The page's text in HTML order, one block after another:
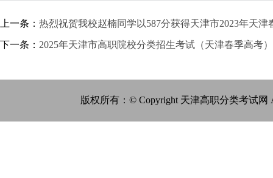
上一条： 热烈祝贺我校赵楠同学以587分获得天津市2023年天津
下一条： 2025年天津市高职院校分类招生考试（天津春季高考
版权所有：© Copyright 天津高职分类考试网